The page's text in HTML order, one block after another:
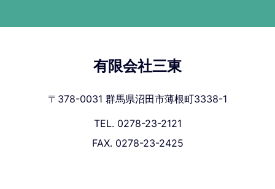
有限会社三東
〒378-0031 群馬県沼田市薄根町3338-1
TEL. 0278-23-2121
FAX. 0278-23-2425